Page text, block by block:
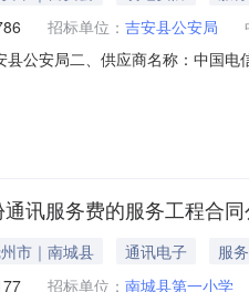
招标单位： 吉安县公安局
县公安局二、供应商名称：中国
联系方式1、采购人名称：吉安县
讯服务费的服务工程合
市｜南城县 通讯电子
服务
招标单位： 南城县第一小学